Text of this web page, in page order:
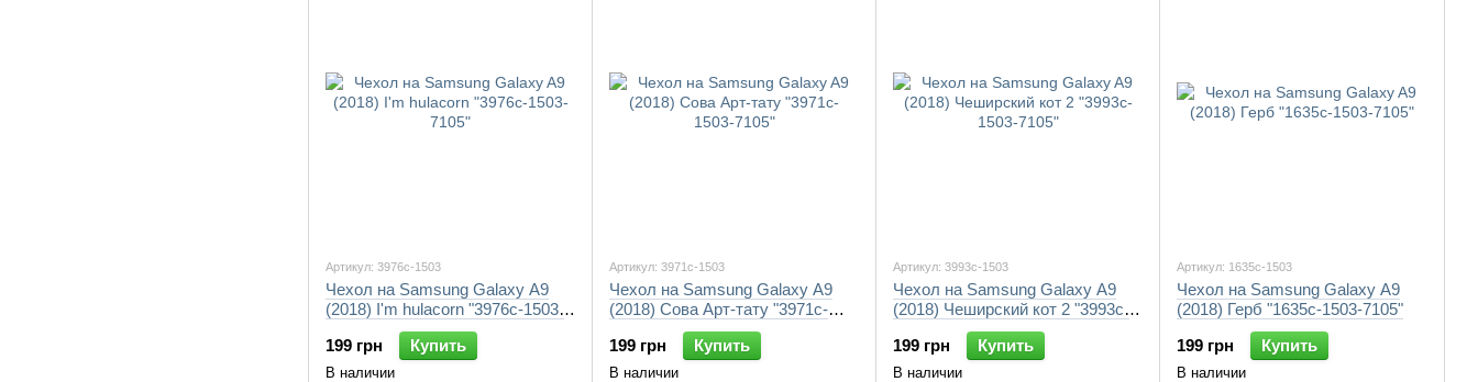
Артикул: 3976c-1503
Чехол на Samsung Galaxy A9
(2018) I'm hulacorn "3976c-1503-
199 грн
Купить
В наличии
Артикул: 3971c-1503
Чехол на Samsung Galaxy A9
(2018) Сова Арт-тату "3971c-
1503-7105"
199 грн
Купить
В наличии
Артикул: 3993c-1503
Чехол на Samsung Galaxy A9
(2018) Чеширский кот 2 "3993c-
1503-7105"
199 грн
Купить
В наличии
Артикул: 1635c-1503
Чехол на Samsung Galaxy A9
(2018) Герб "1635c-1503-7105"
199 грн
Купить
В наличии